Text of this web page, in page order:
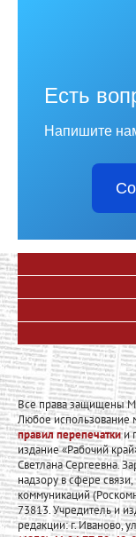
Есть
Напишите
Все права защищены
Любое использование
правил перепечаткии
издание «Рабочий
Светлана Сергеевна.
надзору в сфере
коммуникаций
73813. Учредитель и
редакции: г. Иваново,